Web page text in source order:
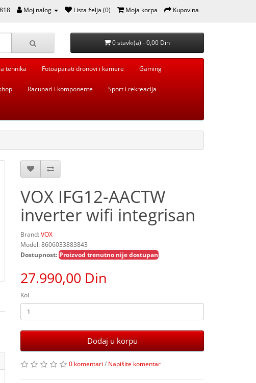
Moj nalog Lista želja (0) Moja korpa Kupovina
0 stavki(a) - 0,00 Din
tehnika Fotoaparati dronovi i kamere Gaming
Racunari i komponente Sport i rekreacija
VOX IFG12-AACTW
inverter wifi integrisan
Brand:VOX
Model: 8606033883843
Dostupnost: Proizvod trenutno nije dostupan
27.990,00 Din
Kol
Dodaj u korpu
0 komentari / Napišite komentar